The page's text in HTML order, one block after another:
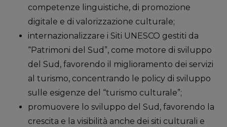
competenze linguistiche, di promozione
digitale e di valorizzazione culturale;
internazionalizzare i Siti UNESCO gestiti da
“Patrimoni del Sud”, come motore di sviluppo
del Sud, favorendo il miglioramento dei servizi
al turismo, concentrando le policy di sviluppo
sulle esigenze del “turismo culturale”;
promuovere lo sviluppo del Sud, favorendo la
crescita e la visibilità anche dei siti culturali e